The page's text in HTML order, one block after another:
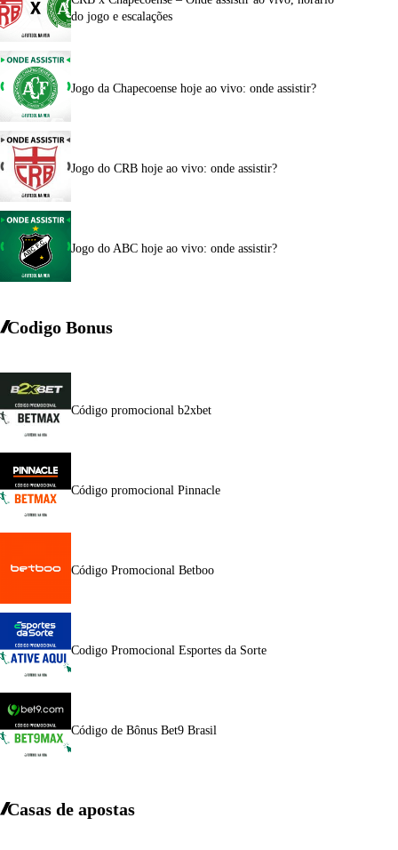
do jogo e escalações
Jogo da Chapecoense hoje ao vivo: onde assistir?
Jogo do CRB hoje ao vivo: onde assistir?
Jogo do ABC hoje ao vivo: onde assistir?
Codigo Bonus
Código promocional b2xbet
Código promocional Pinnacle
Código Promocional Betboo
Codigo Promocional Esportes da Sorte
Código de Bônus Bet9 Brasil
Casas de apostas